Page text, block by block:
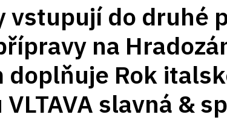
vstupují do druhé
na
doplňuje Rok
slavná &